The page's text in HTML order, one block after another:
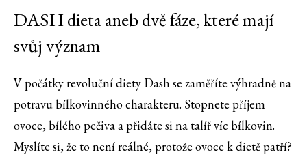
DASH dieta aneb dvě fáze, které mají
svůj význam
V počátky revoluční diety Dash se zaměříte výhradně na
potravu bílkovinného charakteru. Stopnete příjem
ovoce, bílého pečiva a přidáte si na talíř víc bílkovin.
Myslíte si, že to není reálné, protože ovoce k dietě patří?